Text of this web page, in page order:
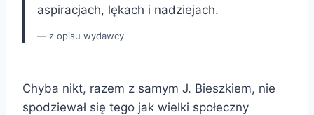
aspiracjach, lękach i nadziejach.
z opisu wydawcy
Chyba nikt, razem z samym J. Bieszkiem, nie
spodziewał się tego jak wielki społeczny